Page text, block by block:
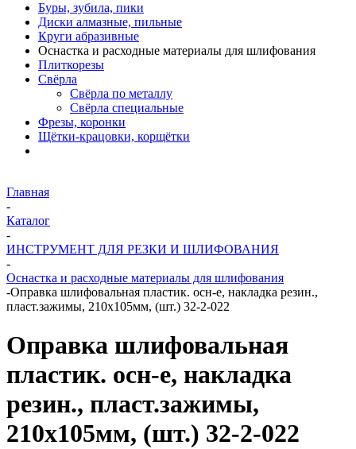
Буры, зубила, пики
Диски алмазные, пильные
Круги абразивные
Оснастка и расходные материалы для шлифования
Плиткорезы
Свёрла
Свёрла по металлу
Свёрла специальные
Фрезы, коронки
Щётки-крацовки, корщётки
Главная
-
Каталог
-
ИНСТРУМЕНТ ДЛЯ РЕЗКИ И ШЛИФОВАНИЯ
-
Оснастка и расходные материалы для шлифования
-Оправка шлифовальная пластик. осн-е, накладка резин.,
пласт.зажимы, 210х105мм, (шт.) 32-2-022
Оправка шлифовальная
пластик. осн-е, накладка
резин., пласт.зажимы,
210х105мм, (шт.) 32-2-022